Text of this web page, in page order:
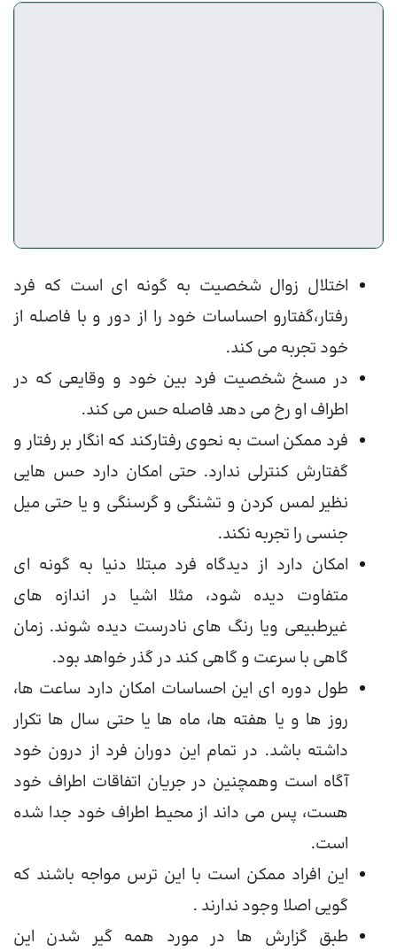
اختلال زوال شخصیت به گونه ای است که فرد
رفتار،گفتارو احساسات خود را از دور و با فاصله از
خود تجربه می کند.
در مسخ شخصیت فرد بین خود و وقایعی که در
اطراف او رخ می دهد فاصله حس می کند.
فرد ممکن است به نحوی رفتارکند که انگار بر رفتار و
گفتارش کنترلی ندارد. حتی امکان دارد حس هایی
نظیر لمس کردن و تشنگی و گرسنگی و یا حتی میل
جنسی را تجربه نکند.
امکان دارد از دیدگاه فرد مبتلا دنیا به گونه ای
متفاوت دیده شود، مثلا اشیا در اندازه های
غیرطبیعی ویا رنگ های نادرست دیده شوند. زمان
گاهی با سرعت و گاهی کند در گذر خواهد بود.
طول دوره ای این احساسات امکان دارد ساعت ها،
روز ها و یا هفته ها، ماه ها یا حتی سال ها تکرار
داشته باشد. در تمام این دوران فرد از درون خود
آگاه است وهمچنین در جریان اتفاقات اطراف خود
هست، پس می داند از محیط اطراف خود جدا شده
است.
این افراد ممکن است با این ترس مواجه باشند که
گویی اصلا وجود ندارند .
طبق گزارش ها در مورد همه گیر شدن این